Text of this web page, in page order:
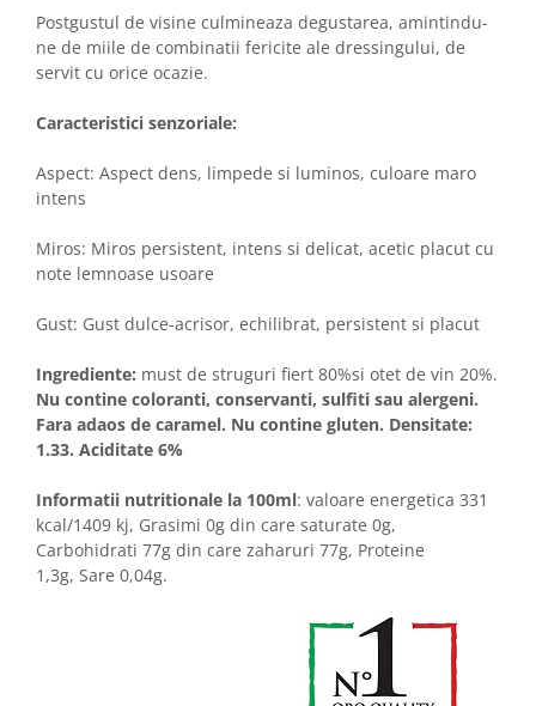
Postgustul de visine culmineaza degustarea, amintindu-
ne de miile de combinatii fericite ale dressingului, de
servit cu orice ocazie.
Caracteristici senzoriale:
Aspect: Aspect dens, limpede si luminos, culoare maro
intens
Miros: Miros persistent, intens si delicat, acetic placut cu
note lemnoase usoare
Gust: Gust dulce-acrisor, echilibrat, persistent si placut
Ingrediente: must de struguri fiert 80%si otet de vin 20%.
Nu contine coloranti, conservanti, sulfiti sau alergeni.
Fara adaos de caramel. Nu contine gluten. Densitate:
1.33. Aciditate 6%
Informatii nutritionale la 100ml: valoare energetica 331
kcal/1409 kj, Grasimi 0g din care saturate 0g,
Carbohidrati 77g din care zaharuri 77g, Proteine
1,3g, Sare 0,04g.